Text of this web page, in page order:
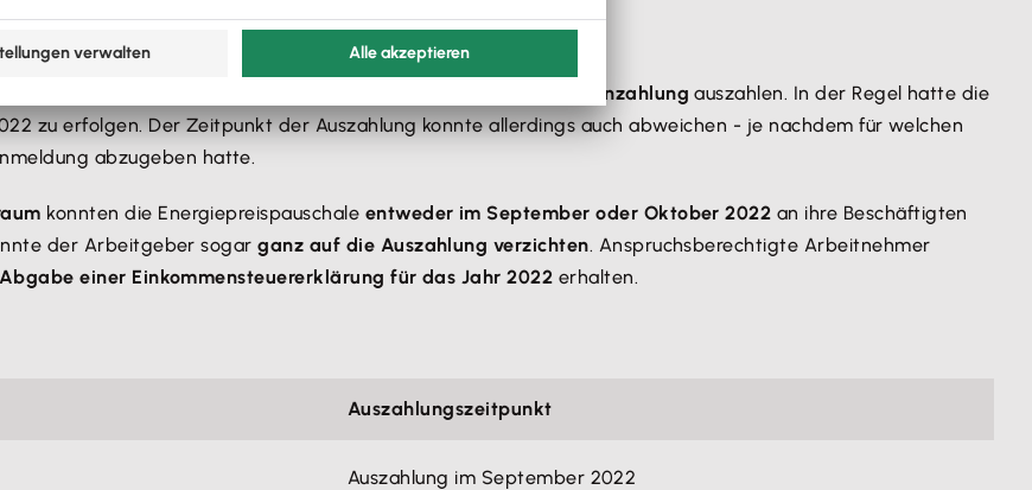
nach dem 31. August 2022 vorzunehmenden regelmäßigen Lohnzahlung auszahlen. In der Regel hatte die
zu erfolgen. Der Zeitpunkt der Auszahlung konnte allerdings auch abweichen - je nachdem für welchen
abzugeben hatte.
konnten die Energiepreispauschale entweder im September oder Oktober 2022 an ihre Beschäftigten
der Arbeitgeber sogarganz auf die Auszahlung verzichten. Anspruchsberechtigte Arbeitnehmer
Abgabe einer Einkommensteuererklärung für das Jahr 2022 erhalten.
Auszahlungszeitpunkt
Auszahlung im September 2022